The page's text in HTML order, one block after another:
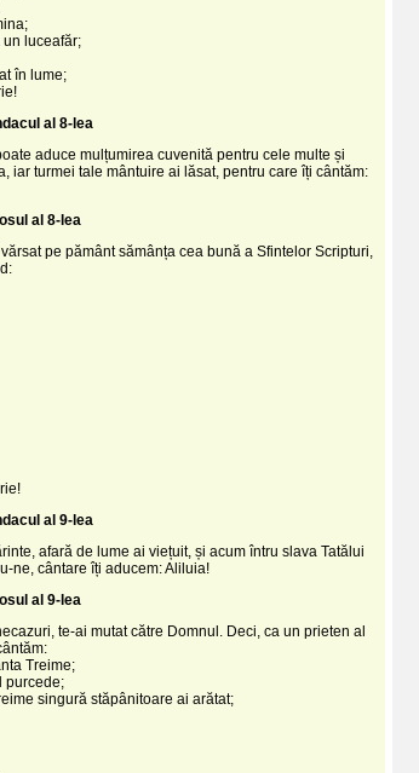
un luceafăr;
în lume;
al 8-lea
aduce mulțumirea cuvenită pentru cele multe și
iar turmei tale mântuire ai lăsat, pentru care îți cântăm:
al 8-lea
pe pământ sămânța cea bună a Sfintelor Scripturi,
al 9-lea
afară de lume ai viețuit, și acum întru slava Tatălui
ne, cântare îți aducem: Aliluia!
al 9-lea
te-ai mutat către Domnul. Deci, ca un prieten al
Treime;
purcede;
singură stăpânitoare ai arătat;